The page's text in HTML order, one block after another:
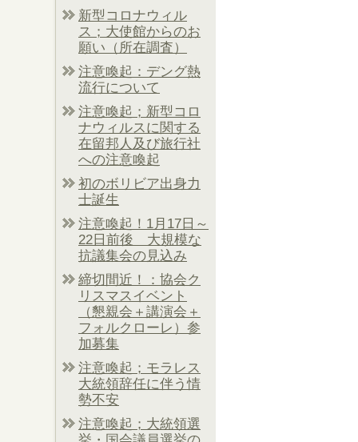
新型コロナウィル
ス；大使館からのお
願い（所在調査）
注意喚起：デング熱
流行について
注意喚起；新型コロ
ナウィルスに関する
在留邦人及び旅行社
への注意喚起
初のボリビア出身力
士誕生
注意喚起！1月17日～
22日前後 大規模な
抗議集会の見込み
締切間近！：協会ク
リスマスイベント
（懇親会＋講演会＋
フォルクローレ）参
加募集
注意喚起；モラレス
大統領辞任に伴う情
勢不安
注意喚起；大統領選